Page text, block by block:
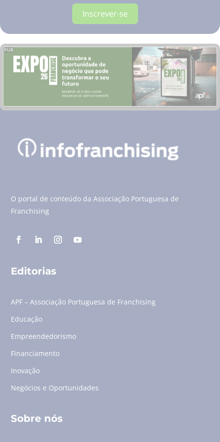
Inscrever-se
PUB
O portal de conteúdo da Associação Portuguesa de
Franchising
Editorias
APF – Associação Portuguesa de Franchising
Educação
Empreendedorismo
Financiamento
Inovação
Negócios e Oportunidades
Sobre nós